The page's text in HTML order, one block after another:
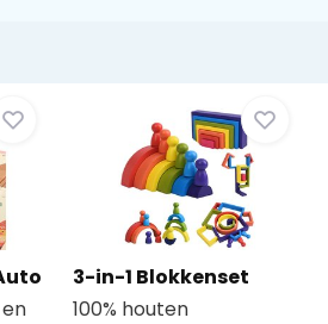
3-in-1 Blokkenset
100% houten